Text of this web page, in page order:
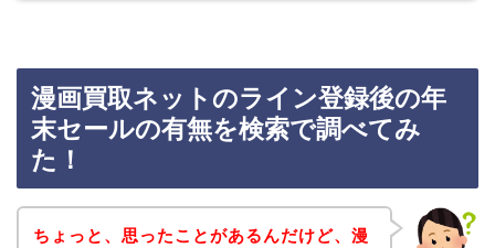
漫画買取ネットのライン登録後の年
末セールの有無を検索で調べてみ
た！
ちょっと、思ったことがあるんだけど、漫